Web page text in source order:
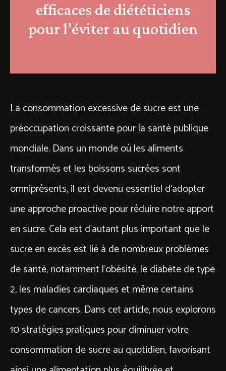
efficaces de diététiciens
pour l’éviter au quotidien
La consommation excessive de sucre est une
préoccupation croissante pour la santé publique
mondiale. Dans un monde où les aliments
transformés et les boissons sucrées sont
omniprésents, il est devenu essentiel d’adopter
une approche proactive pour réduire notre apport
en sucre. Cela est d’autant plus important que le
sucre en excès est lié à de nombreux problèmes
de santé, notamment l’obésité, le diabète de type
2, les maladies cardiaques et même certains
types de cancers. Dans cet article, nous explorons
10 stratégies pratiques pour diminuer votre
consommation de sucre au quotidien, favorisant